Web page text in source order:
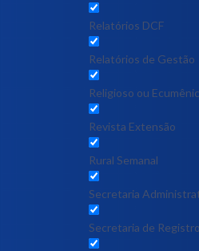
Relatórios DCF
Relatórios de Gestão
Religioso ou
Revista Extensão
Rural Semanal
Secretaria
Secretaria de